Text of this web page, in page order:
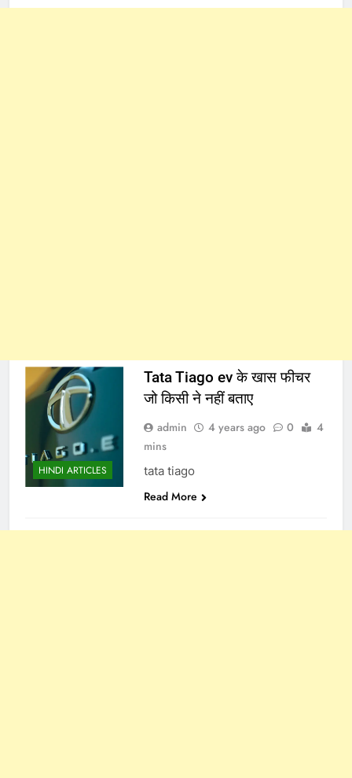
HINDI ARTICLES
Tata Tiago ev के खास फीचर
जो किसी ने नहीं बताए
admin 4 years ago 0
4
mins
tata tiago
Read More